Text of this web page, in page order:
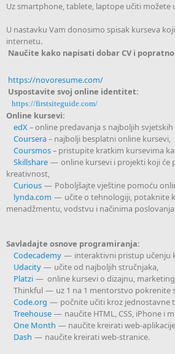
Uz smartphone, tablete, laptope učiti možete
U nastavku Vam donosimo spisak kurseva
internetu.
Naučite kako napisati dobar CV i
https://novoresume.com/
Uspostavite svoj online identitet:
https://firstsiteguide.com/
Online kursevi:
edX– online predavanja s najboljih
Coursera– najbolji besplatni online kursevi,
Coursmos– pristupite kratkim kursevima
Skillshare — online kursevi i projekti koji će
kreativnost,
Curious — Poboljšajte vještine pomoću
lynda.com — učite o tehnologiji, potaknite
menadžmentu, vodstvu i načinima
Savladajte osnove programiranja:
Codecademy — interaktivni pristup učenju
Udacity — učite od najboljih stručnjaka,
Platzi — online kursevi o dizajnu,
Thinkful — uz 1 na 1 mentorstvo pokrenite
Code.org — počnite učiti kroz jednostavne
Treehouse — naučite HTML, CSS, iPhone i
One Month — naučite kreirati web-
Dash — naučite kreirati web-stranice.